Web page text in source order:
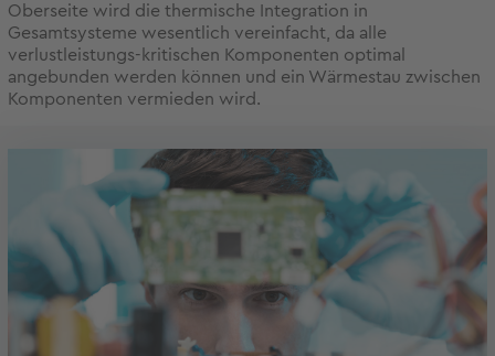
Oberseite wird die thermische Integration in
Gesamtsysteme wesentlich vereinfacht, da alle
verlustleistungs-kritischen Komponenten optimal
angebunden werden können und ein Wärmestau zwischen
Komponenten vermieden wird.